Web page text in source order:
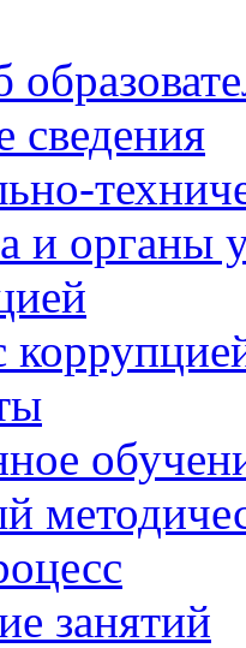
сведения
и органы
занятий